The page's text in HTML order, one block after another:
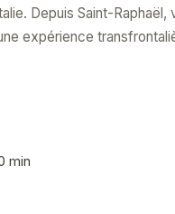
Depuis Saint-
expérience
min